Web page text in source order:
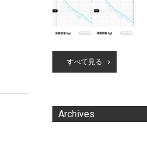
すべて見る
Archives